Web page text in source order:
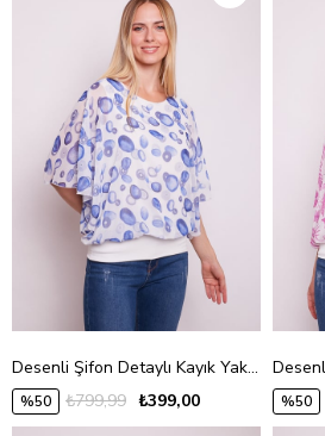
Desenli Şifon Detaylı Kayık Yaka Yarasa Kol Bluz -Mavi Desen
%50 ₺399,00
₺799,99 %50